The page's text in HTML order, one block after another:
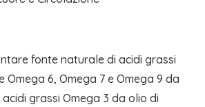
fonte naturale di acidi grassi
Omega 6, Omega 7 e Omega 9 da
grassi Omega 3 da olio di